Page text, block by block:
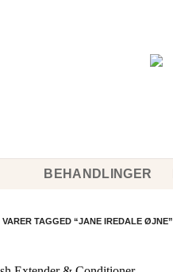
BEHANDLINGER
VARER TAGGED “JANE IREDALE ØJNE”